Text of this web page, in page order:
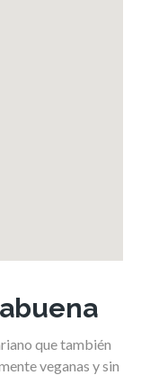
que también
veganas y sin